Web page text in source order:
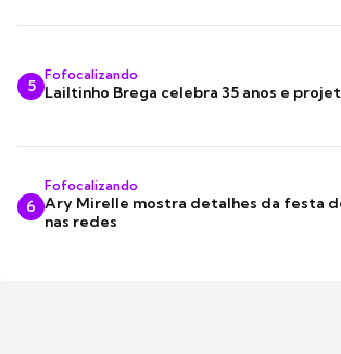
5
Fofocalizando
Lailtinho Brega celebra 35 anos e
6
Fofocalizando
Ary Mirelle mostra detalhes da festa
nas redes